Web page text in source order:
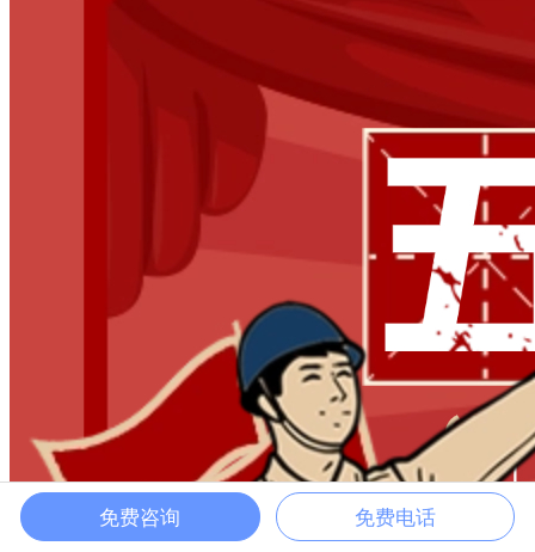
免费咨询 免费电话